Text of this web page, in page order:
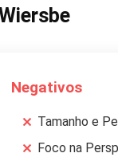
Negativos
Tamanho e
Foco na